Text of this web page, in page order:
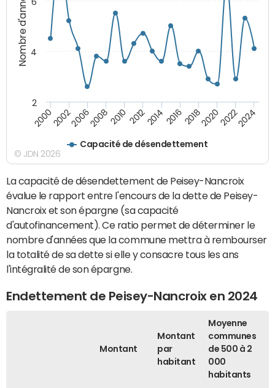
Nombre d'années
Capacité de désendettement
20002002200620082010 2012201420162018202020222024
2
4
© JDN 2026
La capacité de désendettement de Peisey-Nancroix
évalue le rapport entre l'encours de la dette de Peisey-
Nancroix et son épargne (sa capacité
d'autofinancement). Ce ratio permet de déterminer le
nombre d'années que la commune mettra à rembourser
la totalité de sa dette si elle y consacre tous les ans
l'intégralité de son épargne.
Endettement de Peisey-Nancroix en 2024
Montant
Montant
par
habitant
Moyenne
communes
de 500 à 2
000
habitants